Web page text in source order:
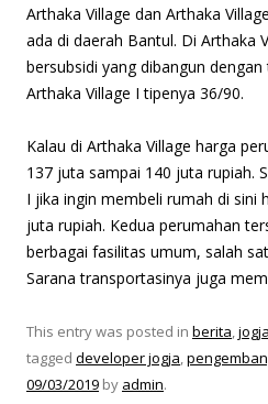
Arthaka Village dan Arthaka
ada di daerah Bantul. Di Arthaka
bersubsidi yang dibangun
Arthaka Village I tipenya 36/90.
Kalau di Arthaka Village harga
137 juta sampai 140 juta rupiah.
I jika ingin membeli rumah di sini
juta rupiah. Kedua perumahan
berbagai fasilitas umum, salah
Sarana transportasinya juga
This entry was posted in berita,
tagged developer jogja,
09/03/2019 by admin.